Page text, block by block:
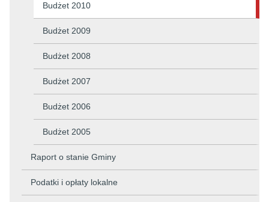
Budżet 2010
Budżet 2009
Budżet 2008
Budżet 2007
Budżet 2006
Budżet 2005
Raport o stanie Gminy
Podatki i opłaty lokalne